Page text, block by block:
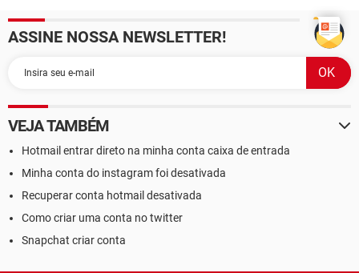
ASSINE NOSSA NEWSLETTER!
VEJA TAMBÉM
Hotmail entrar direto na minha conta caixa de entrada
Minha conta do instagram foi desativada
Recuperar conta hotmail desativada
Como criar uma conta no twitter
Snapchat criar conta